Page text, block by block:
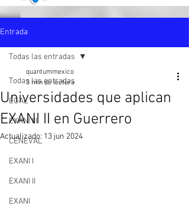
Entrada
Todas las entradas
EGAL
EXANI III
CENEVAL
EXANI I
EXANI II
EXANI
Todas las entradas
Universidades que aplican
EXANI II en Guerrero
quantummexico
3 min de lectura
Actualizado: 13 jun 2024